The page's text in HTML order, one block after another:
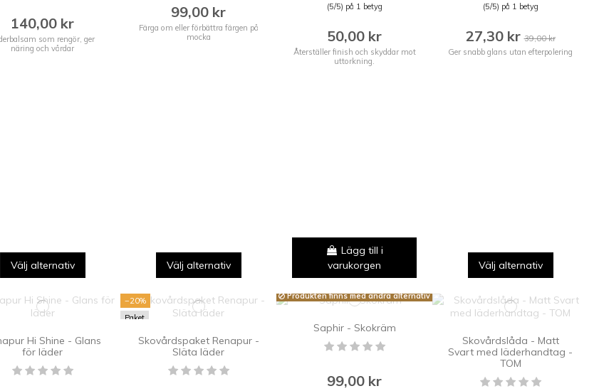
140,00 kr
som rengör, ger
näring och vårdar
Välj alternativ
99,00 kr
Färga om eller förbättra färgen på
mocka
Välj alternativ
(5/5) på 1 betyg
50,00 kr
Återställer finish och skyddar mot
uttorkning.
Lägg till i
varukorgen
(5/5) på 1 betyg
27,30 kr39,00 kr
Ger snabb glans utan efterpolering
Välj alternativ
Hi Shine - Glans
för läder
−20%
Paket
Skovårdspaket Renapur -
Släta läder
Produkten finns med andra alternativ
Saphir - Skokräm
99,00 kr
Skovårdslåda - Matt
Svart med läderhandtag -
TOM